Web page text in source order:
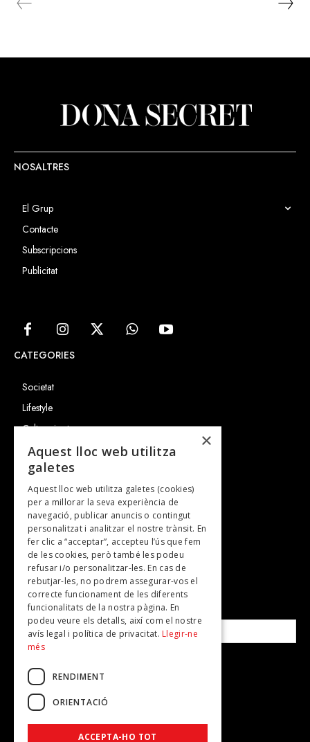
professió amb la seva faceta
NOSALTRES
El Grup
Contacte
Subscripcions
Publicitat
CATEGORIES
Societat
Lifestyle
Cultura i art
Entrevistes
Gastronomia
TV
Plans per fer
Revistes
SUBSCRIU-TE A LA NOSTRA NEWSLETTER!
Correu electrònic*
Accepto lapolítica de privacitat
×
Aquest lloc web utilitza
galetes
Aquest lloc web utilitza galetes (cookies)
per a millorar la seva experiència de
navegació, publicar anuncis o contingut
personalitzat i analitzar el nostre trànsit. En
fer clic a “acceptar”, accepteu l’ús que fem
de les cookies, però també les podeu
refusar i/o personalitzar-les. En cas de
rebutjar-les, no podrem assegurar-vos el
correcte funcionament de les diferents
funcionalitats de la nostra pàgina. En
podeu veure els detalls, així com el nostre
avís legal i política de privacitat. Llegir-ne
més
RENDIMENT
ORIENTACIÓ
ACCEPTA-HO TOT